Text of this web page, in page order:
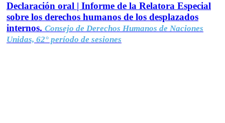
Declaración oral | Informe de la Relatora Especial
sobre los derechos humanos de los desplazados
internos. Consejo de Derechos Humanos de Naciones
Unidas, 62° período de sesiones